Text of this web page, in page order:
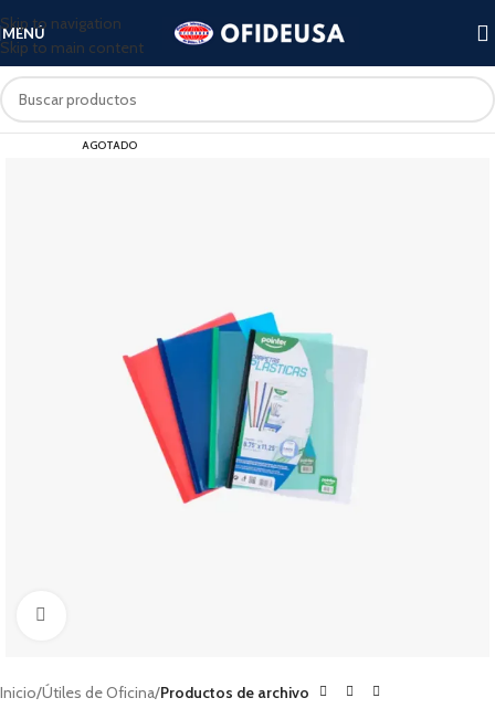
Skip to navigation
Skip to main content
MENÚ
AGOTADO
Inicio Útiles de Oficina Productos de archivo